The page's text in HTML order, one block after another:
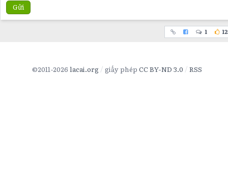
Gửi
1
©2011-2026 lacai.org giấy phép CC BY-ND 3.0 RSS